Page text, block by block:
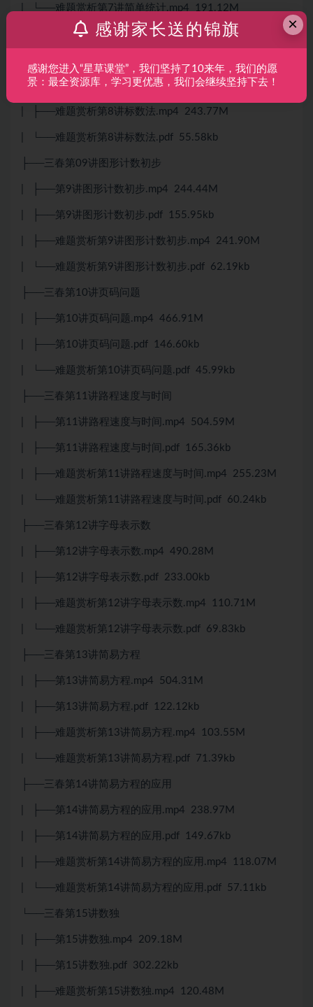
| └──难题赏析第7讲简单统计.mp4 191.12M
├──三春第08讲标数法
| ├──第8讲标数法.pdf 231.76kb
| ├──难题赏析第8讲标数法.mp4 243.77M
| └──难题赏析第8讲标数法.pdf 55.58kb
├──三春第09讲图形计数初步
| ├──第9讲图形计数初步.mp4 244.44M
| ├──第9讲图形计数初步.pdf 155.95kb
| ├──难题赏析第9讲图形计数初步.mp4 241.90M
| └──难题赏析第9讲图形计数初步.pdf 62.19kb
├──三春第10讲页码问题
| ├──第10讲页码问题.mp4 466.91M
| ├──第10讲页码问题.pdf 146.60kb
| └──难题赏析第10讲页码问题.pdf 45.99kb
├──三春第11讲路程速度与时间
| ├──第11讲路程速度与时间.mp4 504.59M
| ├──第11讲路程速度与时间.pdf 165.36kb
| ├──难题赏析第11讲路程速度与时间.mp4 255.23M
| └──难题赏析第11讲路程速度与时间.pdf 60.24kb
├──三春第12讲字母表示数
| ├──第12讲字母表示数.mp4 490.28M
| ├──第12讲字母表示数.pdf 233.00kb
| ├──难题赏析第12讲字母表示数.mp4 110.71M
| └──难题赏析第12讲字母表示数.pdf 69.83kb
├──三春第13讲简易方程
| ├──第13讲简易方程.mp4 504.31M
| ├──第13讲简易方程.pdf 122.12kb
| ├──难题赏析第13讲简易方程.mp4 103.55M
| └──难题赏析第13讲简易方程.pdf 71.39kb
├──三春第14讲简易方程的应用
| ├──第14讲简易方程的应用.mp4 238.97M
| ├──第14讲简易方程的应用.pdf 149.67kb
| ├──难题赏析第14讲简易方程的应用.mp4 118.07M
| └──难题赏析第14讲简易方程的应用.pdf 57.11kb
└──三春第15讲数独
| ├──第15讲数独.mp4 209.18M
| ├──第15讲数独.pdf 302.22kb
| ├──难题赏析第15讲数独.mp4 120.48M
×
感谢家长送的锦旗
感谢您进入“星草课堂”，我们坚持了10来年，我们的愿
景：最全资源库，学习更优惠，我们会继续坚持下去！